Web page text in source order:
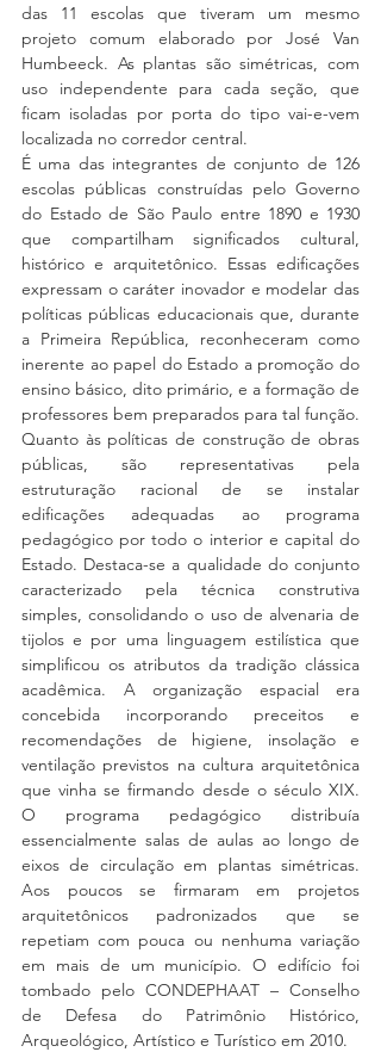
das 11 escolas que tiveram um mesmo
projeto comum elaborado por José Van
Humbeeck. As plantas são simétricas, com
uso independente para cada seção, que
ficam isoladas por porta do tipo vai-e-vem
localizada no corredor central.
É uma das integrantes de conjunto de 126
escolas públicas construídas pelo Governo
do Estado de São Paulo entre 1890 e 1930
que compartilham significados cultural,
histórico e arquitetônico. Essas edificações
expressam o caráter inovador e modelar das
políticas públicas educacionais que, durante
a Primeira República, reconheceram como
inerente ao papel do Estado a promoção do
ensino básico, dito primário, e a formação de
professores bem preparados para tal função.
Quanto às políticas de construção de obras
públicas, são representativas pela
estruturação racional de se instalar
edificações adequadas ao programa
pedagógico por todo o interior e capital do
Estado. Destaca-se a qualidade do conjunto
caracterizado pela técnica construtiva
simples, consolidando o uso de alvenaria de
tijolos e por uma linguagem estilística que
simplificou os atributos da tradição clássica
acadêmica. A organização espacial era
concebida incorporando preceitos e
recomendações de higiene, insolação e
ventilação previstos na cultura arquitetônica
que vinha se firmando desde o século XIX.
O programa pedagógico distribuía
essencialmente salas de aulas ao longo de
eixos de circulação em plantas simétricas.
Aos poucos se firmaram em projetos
arquitetônicos padronizados que se
repetiam com pouca ou nenhuma variação
em mais de um município. O edifício foi
tombado pelo CONDEPHAAT – Conselho
de Defesa do Patrimônio Histórico,
Arqueológico, Artístico e Turístico em 2010.